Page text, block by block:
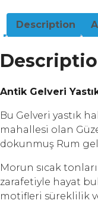
Description
Antik Gelveri
Bu Gelveri yastık
mahallesi olan
dokunmuş Rum
Morun sıcak
zarafetiyle hayat
motifleri süreklilik